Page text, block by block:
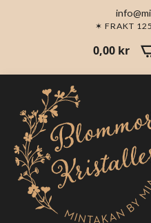
✶ FRAKT
0,00 kr